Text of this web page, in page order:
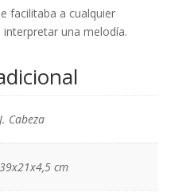
facilitaba a cualquier
una melodía.
J. Cabeza
39x21x4,5 cm